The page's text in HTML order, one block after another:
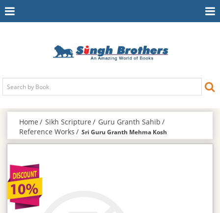
Toggle
Home Sikh Scripture
Guru Granth Sahib
Reference Works
Sri Guru Granth Mehma Kosh